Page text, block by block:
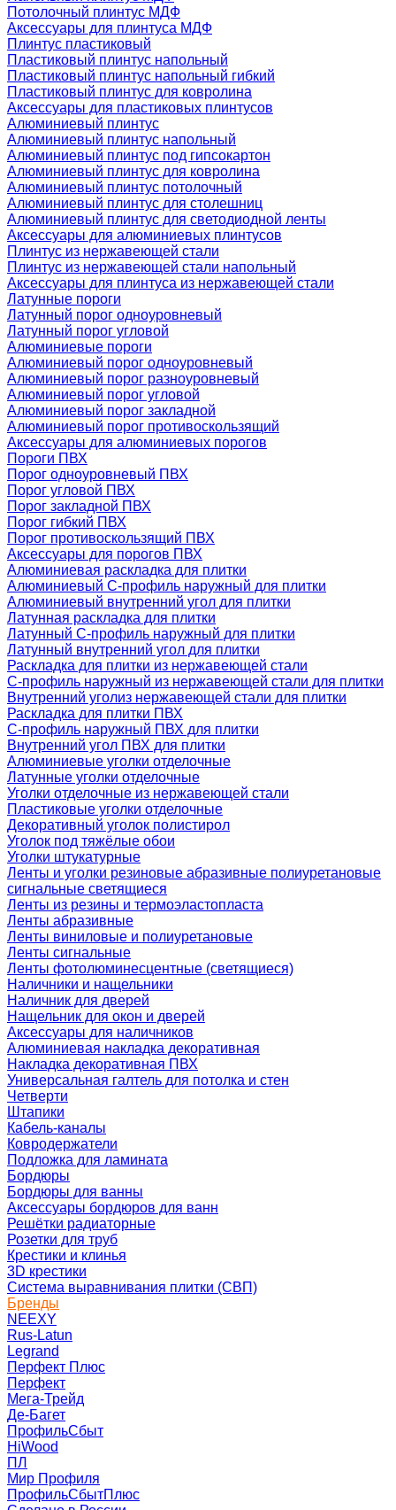
Потолочный плинтус МДФ
Аксессуары для плинтуса МДФ
Плинтус пластиковый
Пластиковый плинтус напольный
Пластиковый плинтус напольный гибкий
Пластиковый плинтус для ковролина
Аксессуары для пластиковых плинтусов
Алюминиевый плинтус
Алюминиевый плинтус напольный
Алюминиевый плинтус под гипсокартон
Алюминиевый плинтус для ковролина
Алюминиевый плинтус потолочный
Алюминиевый плинтус для столешниц
Алюминиевый плинтус для светодиодной ленты
Аксессуары для алюминиевых плинтусов
Плинтус из нержавеющей стали
Плинтус из нержавеющей стали напольный
Аксессуары для плинтуса из нержавеющей стали
Латунные пороги
Латунный порог одноуровневый
Латунный порог угловой
Алюминиевые пороги
Алюминиевый порог одноуровневый
Алюминиевый порог разноуровневый
Алюминиевый порог угловой
Алюминиевый порог закладной
Алюминиевый порог противоскользящий
Аксессуары для алюминиевых порогов
Пороги ПВХ
Порог одноуровневый ПВХ
Порог угловой ПВХ
Порог закладной ПВХ
Порог гибкий ПВХ
Порог противоскользящий ПВХ
Аксессуары для порогов ПВХ
Алюминиевая раскладка для плитки
Алюминиевый С-профиль наружный для плитки
Алюминиевый внутренний угол для плитки
Латунная раскладка для плитки
Латунный С-профиль наружный для плитки
Латунный внутренний угол для плитки
Раскладка для плитки из нержавеющей стали
С-профиль наружный из нержавеющей стали для плитки
Внутренний уголиз нержавеющей стали для плитки
Раскладка для плитки ПВХ
С-профиль наружный ПВХ для плитки
Внутренний угол ПВХ для плитки
Алюминиевые уголки отделочные
Латунные уголки отделочные
Уголки отделочные из нержавеющей стали
Пластиковые уголки отделочные
Декоративный уголок полистирол
Уголок под тяжёлые обои
Уголки штукатурные
Ленты и уголки резиновые абразивные полиуретановые
сигнальные светящиеся
Ленты из резины и термоэластопласта
Ленты абразивные
Ленты виниловые и полиуретановые
Ленты сигнальные
Ленты фотолюминесцентные (светящиеся)
Наличники и нащельники
Наличник для дверей
Нащельник для окон и дверей
Аксессуары для наличников
Алюминиевая накладка декоративная
Накладка декоративная ПВХ
Универсальная галтель для потолка и стен
Четверти
Штапики
Кабель-каналы
Ковродержатели
Подложка для ламината
Бордюры
Бордюры для ванны
Аксессуары бордюров для ванн
Решётки радиаторные
Розетки для труб
Крестики и клинья
3D крестики
Система выравнивания плитки (СВП)
Бренды
NEEXY
Rus-Latun
Legrand
Перфект Плюс
Перфект
Мега-Трейд
Де-Багет
ПрофильСбыт
HiWood
ПЛ
Мир Профиля
ПрофильСбытПлюс